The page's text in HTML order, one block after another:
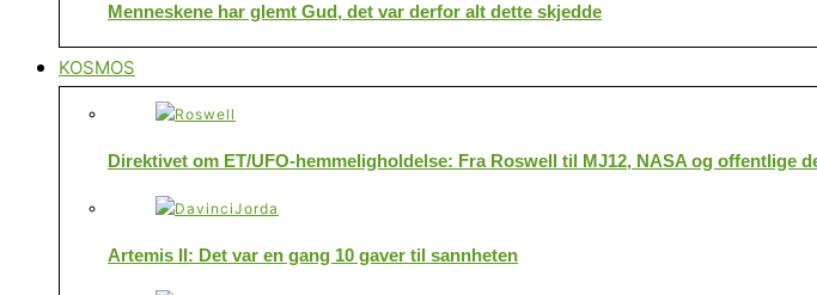
Menneskene har glemt Gud, det var derfor alt dette skjedde
KOSMOS
Direktivet om ET/UFO-hemmeligholdelse: Fra Roswell til MJ12, NASA og offentlige
Artemis II: Det var en gang 10 gaver til sannheten